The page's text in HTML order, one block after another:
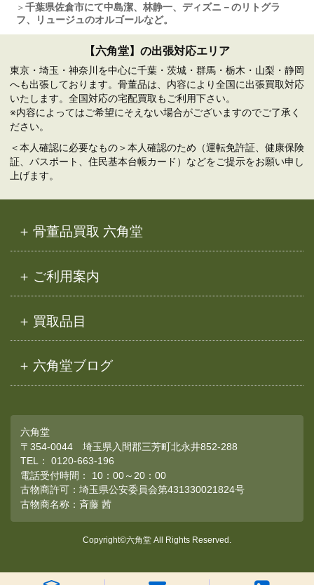
千葉県佐倉市にて中島潔、林静一、ディズニ－のリトグラ
フ、リュージュのオルゴールなど。
【六角堂】の出張対応エリア
東京・埼玉・神奈川を中心に千葉・茨城・群馬・栃木・山梨・静岡
へも出張しております。骨董品は、内容により全国に出張買取対応
いたします。全国対応の宅配買取もご利用下さい。
※内容によってはご希望にそえない場合がございますのでご了承く
ださい。
＜本人確認に必要なもの＞本人確認のため（運転免許証、健康保険
証、パスポート、住民基本台帳カード）などをご提示をお願い申し
上げます。
骨董品買取 六角堂
ご利用案内
買取品目
六角堂ブログ
六角堂
〒354-0044 埼玉県入間郡三芳町北永井852-288
TEL： 0120-663-196
電話受付時間： 10：00～20：00
古物商許可：埼玉県公安委員会第431330021824号
古物商名称：斉藤 茜
Copyright©六角堂 All Rights Reserved.